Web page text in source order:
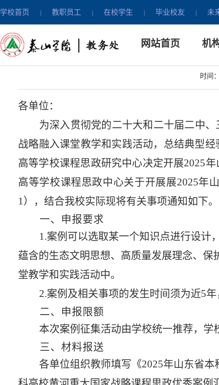
学校首页 | 教职员工 | 在校学生 | 毕业校友 | 未
网站首页 机
通知公告
关于组织开展2025年山东省本
时间
各单位：
为深入贯彻党的二十大和二十届二中
战略融入课堂教学和实践活动，总结典型
高等学校课程思政研究中心决定开展2025
高等学校课程思政中心关于开展展2025年
1）， 结合我校实际现将有关事项通知如下。
一、申报要求
1.案例可以选取某一个知识点进行设计
蕴含的生态文明思想、高质量发展理念、
堂教学和实践活动中。
2.案例及相关事项的发生时间须为近5
二、申报限额
本次案例征集活动由学校统一推荐，学
三、材料报送
各单位组织教师填写《2025年山东省